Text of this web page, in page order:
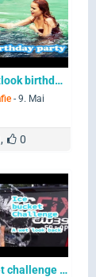
The twins wetlook birthday party
- 9. Mai
0
The ice bucket challenge - a look back 15